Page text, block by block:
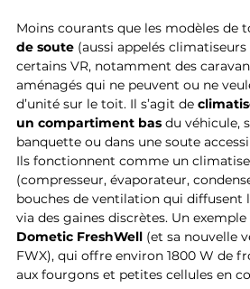
Moins courants que les modèles de
de soute (aussi appelés
certains VR, notamment des
aménagés qui ne peuvent ou ne
d’unité sur le toit. Il s’agit de
un compartiment bas du véhicule,
banquette ou dans une soute
Ils fonctionnent comme un
(compresseur, évaporateur,
bouches de ventilation qui diffusent
via des gaines discrètes. Un
Dometic FreshWell (et sa nouvelle
FWX), qui offre environ 1800 W de
aux fourgons et petites cellules en